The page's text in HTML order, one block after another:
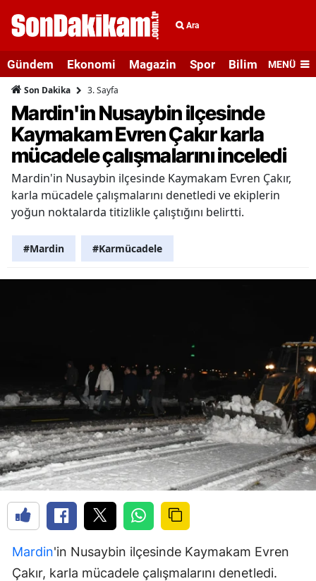
Ara
Gündem Ekonomi Magazin Spor Bilim veMENÜ
Son Dakika 3. Sayfa
Mardin'in Nusaybin ilçesinde
Kaymakam Evren Çakır karla
mücadele çalışmalarını inceledi
Mardin'in Nusaybin ilçesinde Kaymakam Evren Çakır,
karla mücadele çalışmalarını denetledi ve ekiplerin
yoğun noktalarda titizlikle çalıştığını belirtti.
#Mardin #Karmücadele
Mardin'in Nusaybin ilçesinde Kaymakam Evren
Çakır, karla mücadele çalışmalarını denetledi.